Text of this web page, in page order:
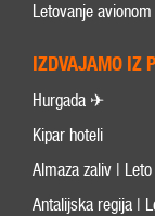
Letovanje avionom
IZDVAJAMO IZ
Hurgada ✈
Kipar hoteli
Almaza zaliv |
Antalijska regija |